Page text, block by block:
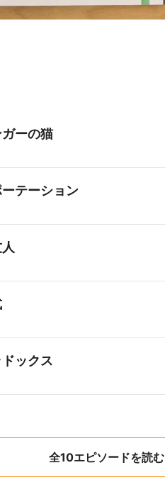
ーの猫
テーション
ックス
全10エピソードを読む